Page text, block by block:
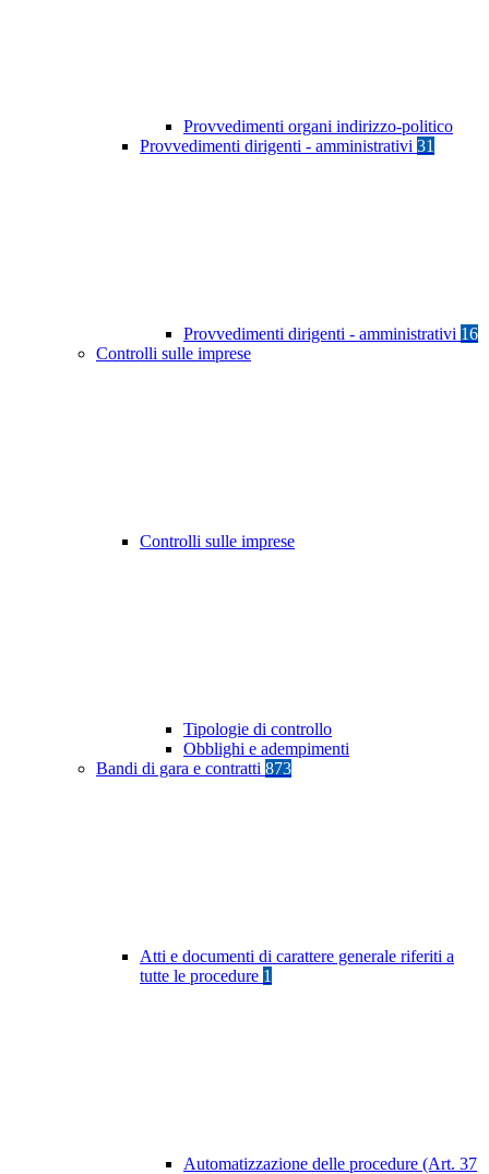
Provvedimenti organi indirizzo-politico
Provvedimenti dirigenti - amministrativi 31
Provvedimenti dirigenti - amministrativi 16
Controlli sulle imprese
Controlli sulle imprese
Tipologie di controllo
Obblighi e adempimenti
Bandi di gara e contratti 873
Atti e documenti di carattere generale riferiti a
tutte le procedure 1
Automatizzazione delle procedure (Art. 37